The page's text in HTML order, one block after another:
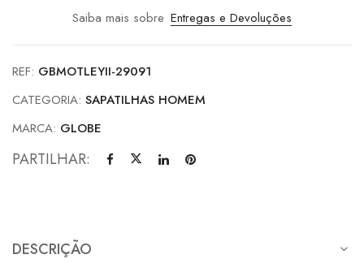
Saiba mais sobre Entregas e Devoluções
REF: GBMOTLEYII-29091
CATEGORIA: SAPATILHAS HOMEM
MARCA: GLOBE
PARTILHAR:
DESCRIÇÃO